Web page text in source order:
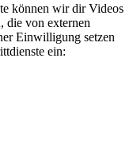
können wir dir Videos
die von externen
Einwilligung setzen
ein: